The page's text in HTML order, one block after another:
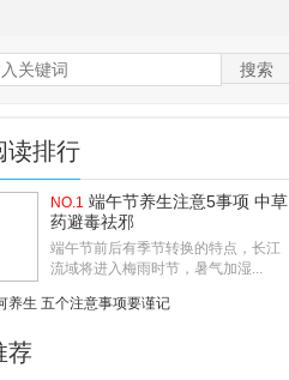
读排行
NO.1 端午节养生注意5事项 中草
药避毒祛邪
端午节前后有季节转换的特点，长江
流域将进入梅雨时节，暑气加湿...
养生 五个注意事项要谨记
荐